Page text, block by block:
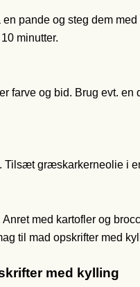
pande og steg dem
minutter.
farve og bid. Brug evt.
græskarkerneolie i
med kartofler og
til mad opskrifter med
med kylling